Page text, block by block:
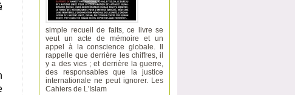
simple recueil de faits, ce livre se
veut un acte de mémoire et un
appel à la conscience globale. Il
rappelle que derrière les chiffres, il
y a des vies ; et derrière la guerre,
des responsables que la justice
internationale ne peut ignorer. Les
Cahiers de L'Islam